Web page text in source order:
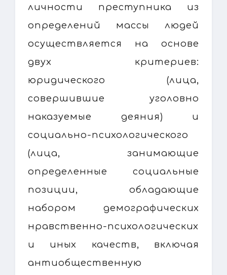
личности преступника из
определений массы людей
осуществляется на основе
двух критериев:
юридического (лица,
совершившие уголовно
наказуемые деяния) и
социально-психологического
(лица, занимающие
определенные социальные
позиции, обладающие
набором демографических
нравственно-психологических
и иных качеств, включая
антиобщественную